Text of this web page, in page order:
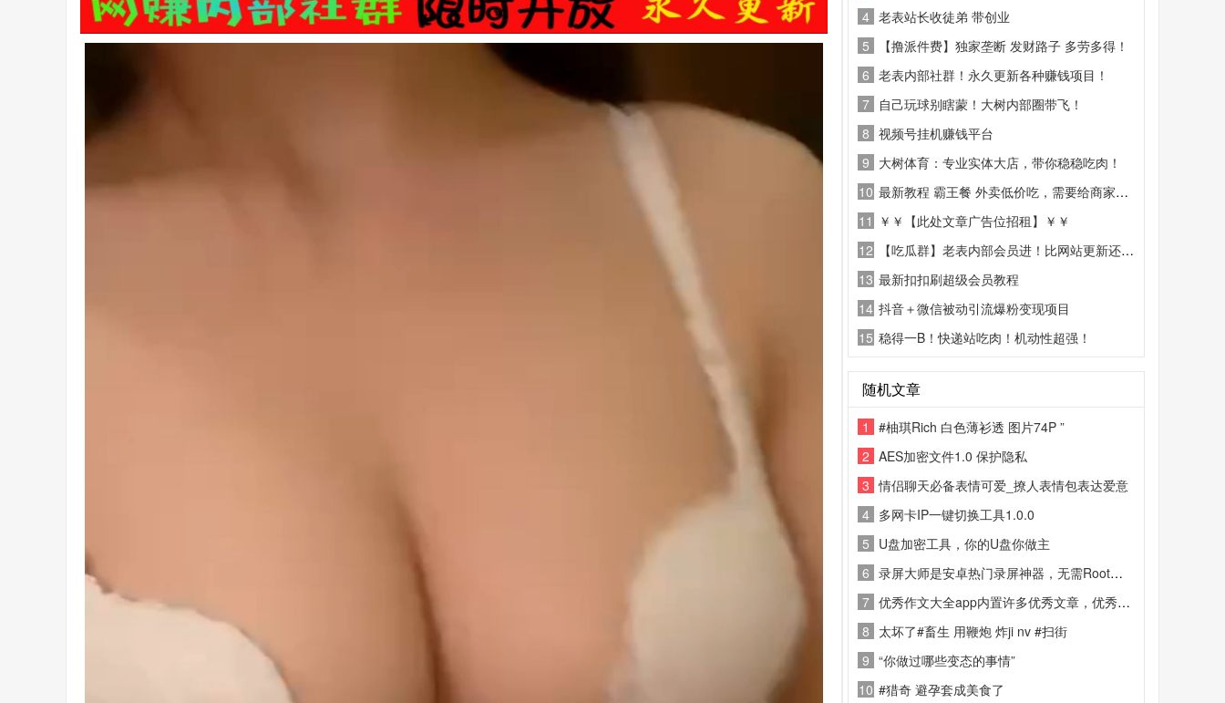
4 老表站长收徒弟 带创业
5
【撸派件费】独家垄断 发财路子 多劳多得！
6 老表内部社群！永久更新各种赚钱项目！
7 自己玩球别瞎蒙！大树内部圈带飞！
8 视频号挂机赚钱平台
9 大树体育：专业实体大店，带你稳稳吃肉！
10 最新教程 霸王餐 外卖低价吃，需要给商家好评
11 ￥￥【此处文章广告位招租】￥￥
12
【吃瓜群】老表内部会员进！比网站更新还精彩！
13 最新扣扣刷超级会员教程
14 抖音＋微信被动引流爆粉变现项目
15 稳得一B！快递站吃肉！机动性超强！
随机文章
1
#柚琪Rich 白色薄衫透 图片74P ”
2 AES加密文件1.0 保护隐私
3 情侣聊天必备表情可爱_撩人表情包表达爱意
4 多网卡IP一键切换工具1.0.0
5 U盘加密工具，你的U盘你做主
6 录屏大师是安卓热门录屏神器，无需Root、无时长限制、无水印。支持1080P/60fps高清录
7 优秀作文大全app内置许多优秀文章，优秀作文，都快把我看哭了这一块
8 太坏了#畜生 用鞭炮 炸ji nv #扫街
9 “你做过哪些变态的事情”
10 #猎奇 避孕套成美食了